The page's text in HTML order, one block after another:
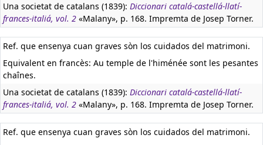
Una societat de catalans (1839): Diccionari catalá-castellá-llatí-
frances-italiá, vol. 2 «Malany», p. 168. Impremta de Josep Torner.
Ref. que ensenya cuan graves sòn los cuidados del matrimoni.
Equivalent en francès: Au temple de l'himénée sont les pesantes
chaînes.
Una societat de catalans (1839): Diccionari catalá-castellá-llatí-
frances-italiá, vol. 2 «Malany», p. 168. Impremta de Josep Torner.
Ref. que ensenya cuan graves sòn los cuidados del matrimoni.